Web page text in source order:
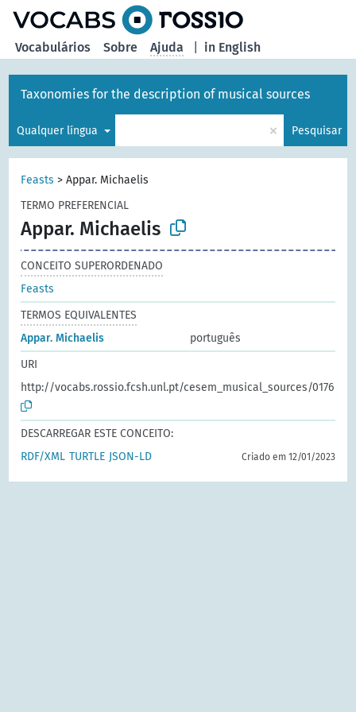
in English
Vocabulários Sobre Ajuda
Taxonomies for the description of musical sources
Qualquer língua × Pesquisar
Feasts >Appar. Michaelis
TERMO PREFERENCIAL
Appar. Michaelis
CONCEITO SUPERORDENADO
Feasts
TERMOS EQUIVALENTES
Appar. Michaelis
português
URI
http://vocabs.rossio.fcsh.unl.pt/cesem_musical_sources/0176
DESCARREGAR ESTE CONCEITO:
RDF/XML TURTLE JSON-LD Criado em 12/01/2023